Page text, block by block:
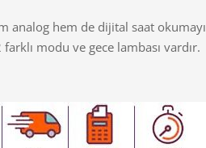
analog hem de dijital saat okumayı
modu ve gece lambası vardır.